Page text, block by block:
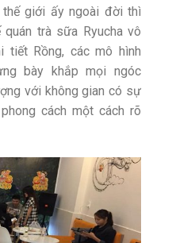
giới ấy ngoài đời thì
trà sữa Ryucha vô
tiết Rồng, các mô hình
bày khắp mọi ngóc
với không gian có sự
cách một cách rõ